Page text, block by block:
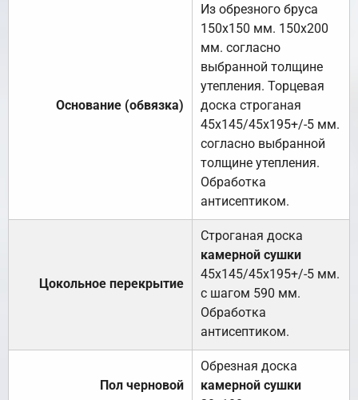
Основание (обвязка)
Из обрезного бруса
150х150 мм. 150х200
мм. согласно
выбранной толщине
утепления. Торцевая
доска строганая
45х145/45х195+/-5 мм.
согласно выбранной
толщине утепления.
Обработка
антисептиком.
Цокольное перекрытие
Строганая доска
камерной сушки
45х145/45х195+/-5 мм.
с шагом 590 мм.
Обработка
антисептиком.
Пол черновой
Обрезная доска
камерной сушки